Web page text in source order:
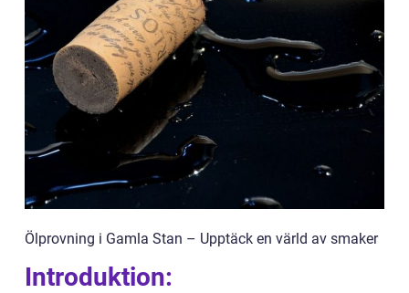
Ölprovning i Gamla Stan – Upptäck en värld av smaker
Introduktion: